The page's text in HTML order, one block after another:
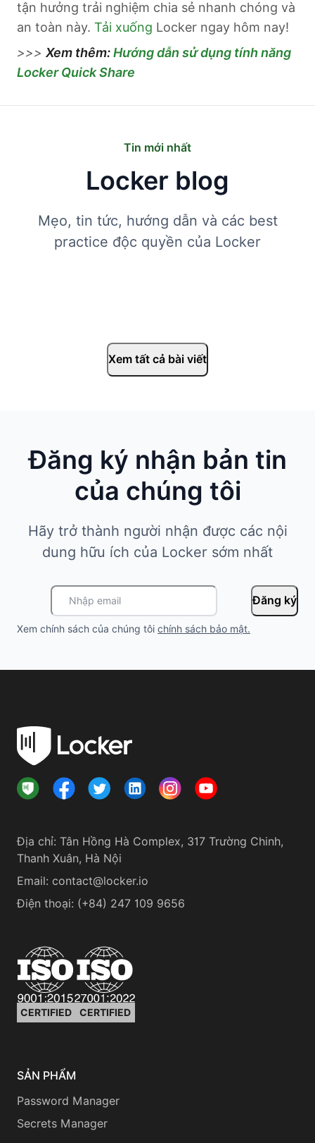
tận hưởng trải nghiệm chia sẻ nhanh chóng và
an toàn này. Tải xuống Locker ngay hôm nay!
>>> Xem thêm:Hướng dẫn sử dụng tính năng
Locker Quick Share
Tin mới nhất
Locker blog
Mẹo, tin tức, hướng dẫn và các best
practice độc quyền của Locker
Xem tất cả bài viết
Đăng ký nhận bản tin
của chúng tôi
Hãy trở thành người nhận được các nội
dung hữu ích của Locker sớm nhất
Đăng ký
Xem chính sách của chúng tôi chính sách bảo mật.
Địa chỉ: Tân Hồng Hà Complex, 317 Trường Chinh,
Thanh Xuân, Hà Nội
Email: contact@locker.io
Điện thoại: (+84) 247 109 9656
CERTIFIED CERTIFIED
SẢN PHẨM
Password Manager
Secrets Manager